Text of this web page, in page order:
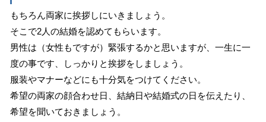
もちろん両家に挨拶しにいきましょう。
そこで2人の結婚を認めてもらいます。
男性は（女性もですが）緊張するかと思いますが、一生に一
度の事です、しっかりと挨拶をしましょう。
服装やマナーなどにも十分気をつけてください。
希望の両家の顔合わせ日、結納日や結婚式の日を伝えたり、
希望を聞いておきましょう。